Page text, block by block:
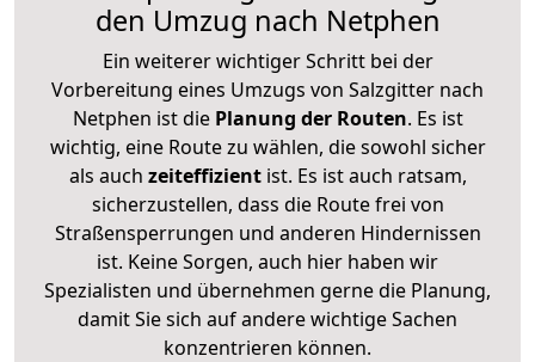
den Umzug nach Netphen
Ein weiterer wichtiger Schritt bei der
Vorbereitung eines Umzugs von Salzgitter nach
Netphen ist diePlanung der Routen. Es ist
wichtig, eine Route zu wählen, die sowohl sicher
als auch zeiteffizientist. Es ist auch ratsam,
sicherzustellen, dass die Route frei von
Straßensperrungen und anderen Hindernissen
ist. Keine Sorgen, auch hier haben wir
Spezialisten und übernehmen gerne die Planung,
damit Sie sich auf andere wichtige Sachen
konzentrieren können.